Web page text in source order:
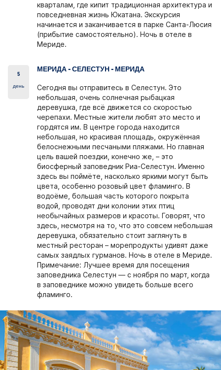
кварталам, где кипит традиционная архитектура и
повседневная жизнь Юкатана. Экскурсия
начинается и заканчивается в парке Санта-Люсия
(прибытие самостоятельно). Ночь в отеле в
Мериде.
5
день
МЕРИДА - СЕЛЕСТУН - МЕРИДА
Сегодня вы отправитесь в Селестун. Это
небольшая, очень солнечная рыбацкая
деревушка, где всё движется со скоростью
черепахи. Местные жители любят это место и
гордятся им. В центре города находится
небольшая, но красивая площадь, окружённая
белоснежными песчаными пляжами. Но главная
цель вашей поездки, конечно же, – это
биосферный заповедник Риа-Селестун. Именно
здесь вы поймёте, насколько яркими могут быть
цвета, особенно розовый цвет фламинго. В
водоёме, большая часть которого покрыта
водой, проводят дни колонии этих птиц
необычайных размеров и красоты. Говорят, что
здесь, несмотря на то, что это совсем небольшая
деревушка, обязательно стоит заглянуть в
местный ресторан – морепродукты удивят даже
самых заядлых гурманов. Ночь в отеле в Мериде.
Примечание: Лучшее время для посещения
заповедника Селестун — с ноября по март, когда
в заповеднике можно увидеть больше всего
фламинго.